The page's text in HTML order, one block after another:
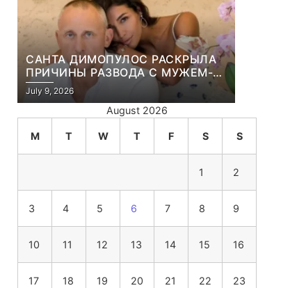
САНТА ДИМОПУЛОС РАСКРЫЛА
ПРИЧИНЫ РАЗВОДА С МУЖЕМ-
БИЗНЕСМЕНОМ
July 9, 2026
August 2026
M T W T F S S
1 2
3 4 5 6 7 8 9
10 11 12 13 14 15 16
17 18 19 20 21 22 23